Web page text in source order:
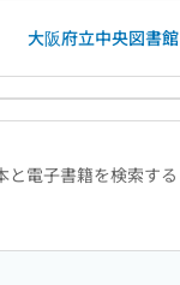
大阪府立中央図書
電子書籍を検索す